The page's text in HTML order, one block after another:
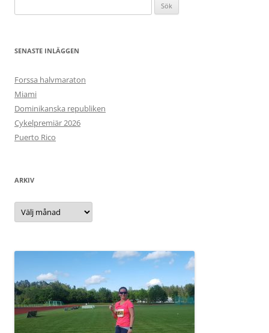
efter:
SENASTE INLÄGGEN
Forssa halvmaraton
Miami
Dominikanska republiken
Cykelpremiär 2026
Puerto Rico
ARKIV
Arkiv